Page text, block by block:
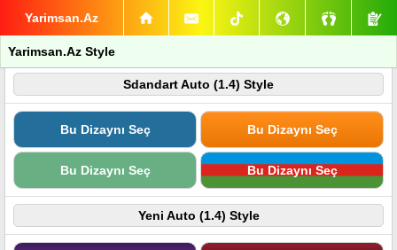
Yarimsan.Az
Yarimsan.Az Style
Sdandart Auto (1.4) Style
Bu Dizaynı Seç Bu Dizaynı Seç
Bu Dizaynı Seç Bu Dizaynı Seç
Yeni Auto (1.4) Style